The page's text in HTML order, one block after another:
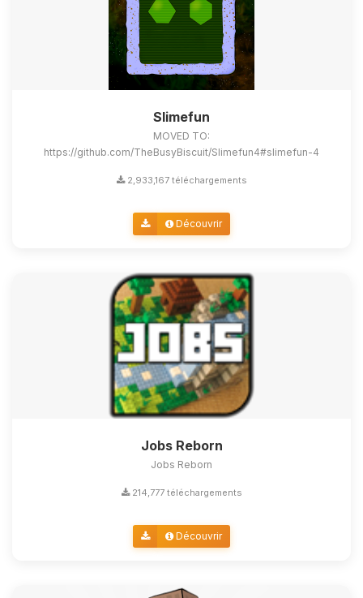
Slimefun
MOVED TO:
https://github.com/TheBusyBiscuit/Slimefun4#slimefun-4
2,933,167 téléchargements
Découvrir
Jobs Reborn
Jobs Reborn
214,777 téléchargements
Découvrir